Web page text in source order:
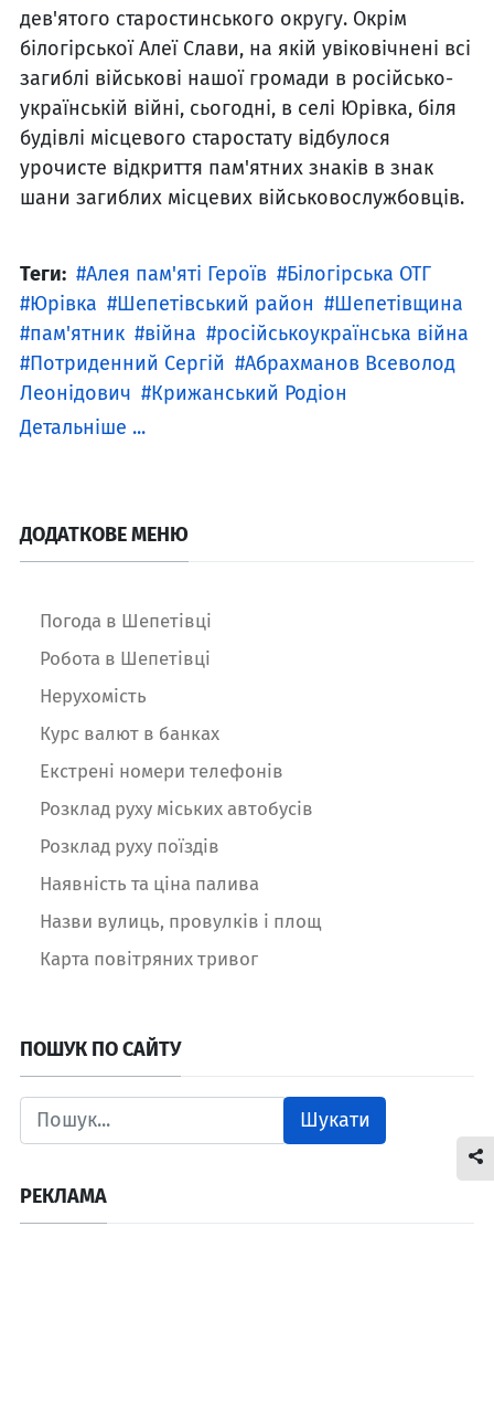
дев'ятого старостинського округу. Окрім
білогірської Алеї Слави, на якій увіковічнені всі
загиблі військові нашої громади в російсько-
українській війні, сьогодні, в селі Юрівка, біля
будівлі місцевого старостату відбулося
урочисте відкриття пам'ятних знаків в знак
шани загиблих місцевих військовослужбовців.
Теги: Алея пам'яті Героїв
Білогірська ОТГ
Юрівка
Шепетівський район
Шепетівщина
пам'ятник
війна
російськоукраїнська війна
Потриденний Сергій
Абрахманов Всеволод
Леонідович
Крижанський Родіон
Детальніше ...
ДОДАТКОВЕ МЕНЮ
Погода в Шепетівці
Робота в Шепетівці
Нерухомість
Курс валют в банках
Екстрені номери телефонів
Розклад руху міських автобусів
Розклад руху поїздів
Наявність та ціна палива
Назви вулиць, провулків і площ
Карта повітряних тривог
ПОШУК ПО САЙТУ
Шукати
РЕКЛАМА